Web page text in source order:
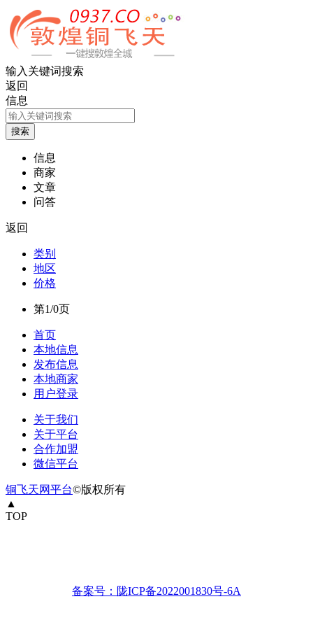
输入关键词搜索
返回
信息
信息
商家
文章
问答
返回
类别
地区
价格
第1/0页
首页
本地信息
发布信息
本地商家
用户登录
关于我们
关于平台
合作加盟
微信平台
备案号：陇ICP备2022001830号-6A
铜飞天网平台©版权所有
▲
TOP